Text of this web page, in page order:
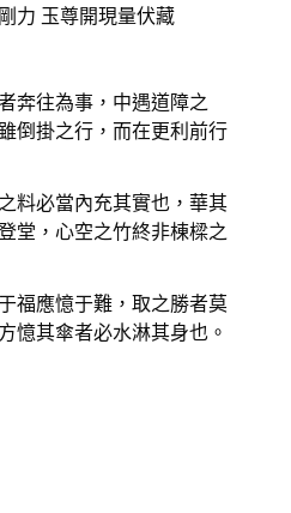
力 玉尊開現量伏藏
奔往為事，中遇道障之
倒掛之行，而在更利前行
料必當內充其實也，華其
堂，心空之竹終非棟樑之
福應憶于難，取之勝者莫
憶其傘者必水淋其身也。